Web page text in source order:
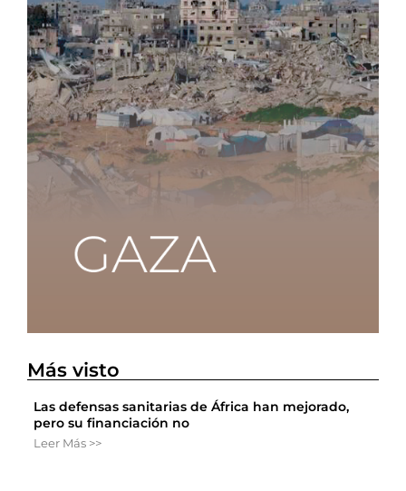
Más visto
Las defensas sanitarias de África han mejorado,
pero su financiación no
Leer Más >>